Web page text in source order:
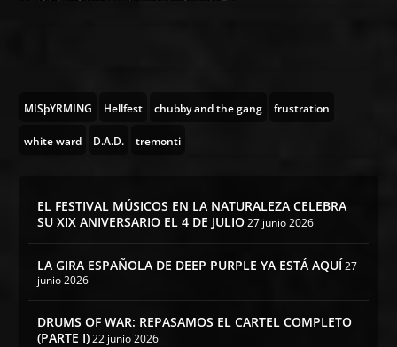
MISþYRMING Hellfest chubby and the gang frustration
white ward D.A.D. tremonti
EL FESTIVAL MÚSICOS EN LA NATURALEZA CELEBRA
SU XIX ANIVERSARIO EL 4 DE JULIO 27 junio 2026
LA GIRA ESPAÑOLA DE DEEP PURPLE YA ESTÁ AQUÍ27
junio 2026
DRUMS OF WAR: REPASAMOS EL CARTEL COMPLETO
(PARTE I) 22 junio 2026